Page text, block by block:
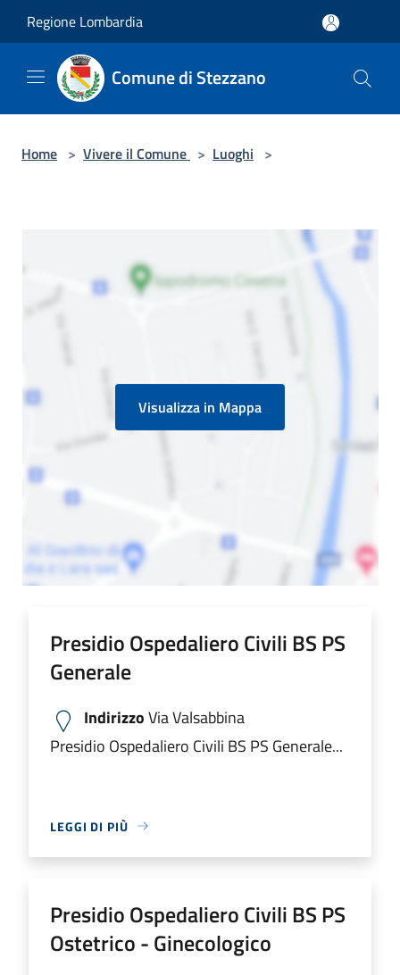
Regione Lombardia
Comune di Stezzano
Home > Vivere il Comune > Luoghi >
Visualizza in Mappa
Presidio Ospedaliero Civili BS PS
Generale
IndirizzoVia Valsabbina
Presidio Ospedaliero Civili BS PS Generale...
LEGGI DI PIÙ
Presidio Ospedaliero Civili BS PS
Ostetrico - Ginecologico